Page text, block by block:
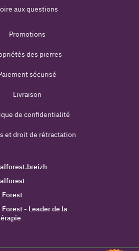
aux questions
Promotions
des pierres
sécurisé
Livraison
de confidentialité
et droit de rétractation
Forest
- Leader de la